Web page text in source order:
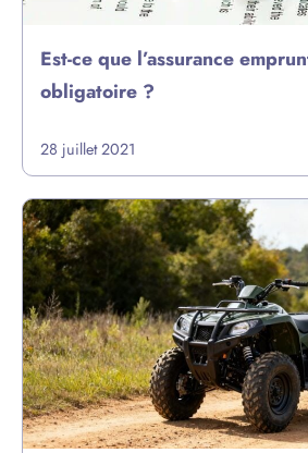
Est-ce que l’assurance
obligatoire ?
28 juillet 2021